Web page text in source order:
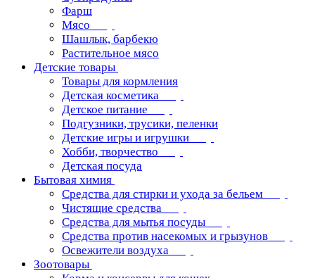
Фарш
Мясо
Шашлык, барбекю
Растительное мясо
Детские товары
Товары для кормления
Детская косметика
Детское питание
Подгузники, трусики, пеленки
Детские игры и игрушки
Хобби, творчество
Детская посуда
Бытовая химия
Средства для стирки и ухода за бельем
Чистящие средства
Средства для мытья посуды
Средства против насекомых и грызунов
Освежители воздуха
Зоотовары